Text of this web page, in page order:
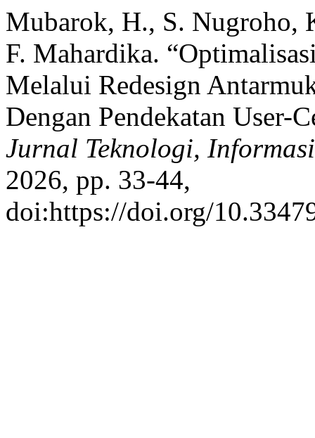
Mubarok, H., S. Nugroho,
F. Mahardika.
Melalui Redesign
Dengan Pendekatan User-
Jurnal Teknologi,
2026, pp. 33-44,
doi:https://doi.org/